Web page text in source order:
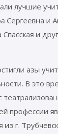
лучшие
Сергеевна
и
азы
В это
профессии
из г.